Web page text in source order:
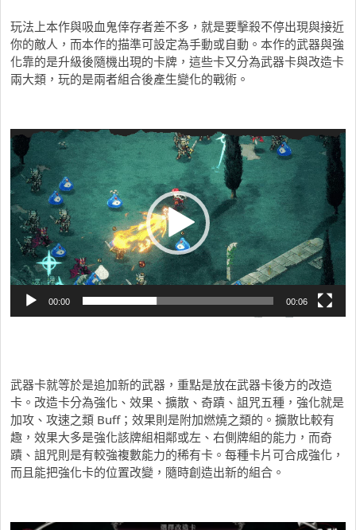
玩法上本作與吸血鬼倖存者差不多，就是要擊殺不停出現與接近
你的敵人，而本作的描準可設定為手動或自動。本作的武器與強
化靠的是升級後隨機出現的卡牌，這些卡又分為武器卡與改造卡
兩大類，玩的是兩者組合後產生變化的戰術。
視
訊
播
放
器
00:00 00:06
武器卡就等於是追加新的武器，重點是放在武器卡後方的改造
卡。改造卡分為強化、效果、擴散、奇蹟、詛咒五種，強化就是
加攻、攻速之類 Buff；效果則是附加燃燒之類的。擴散比較有
趣，效果大多是強化該牌組相鄰或左、右側牌組的能力，而奇
蹟、詛咒則是有較強複數能力的稀有卡。每種卡片可合成強化，
而且能把強化卡的位置改變，隨時創造出新的組合。